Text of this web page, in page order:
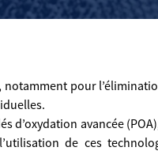
notamment pour
d’oxydation avancée
de ces